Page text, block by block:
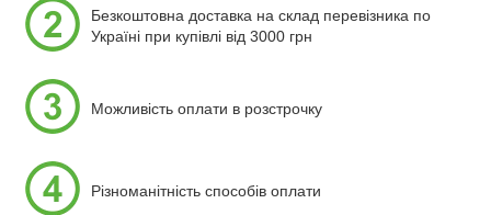
Безкоштовна доставка на склад перевізника по
Україні при купівлі від 3000 грн
Можливість оплати в розстрочку
Різноманітність способів оплати